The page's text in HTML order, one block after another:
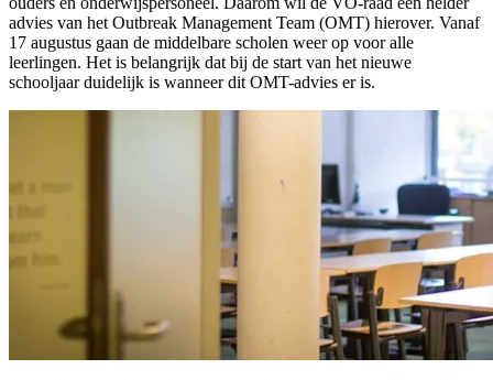
advies van het Outbreak Management Team (OMT) hierover. Vanaf
17 augustus gaan de middelbare scholen weer op voor alle
leerlingen. Het is belangrijk dat bij de start van het nieuwe
schooljaar duidelijk is wanneer dit OMT-advies er is.